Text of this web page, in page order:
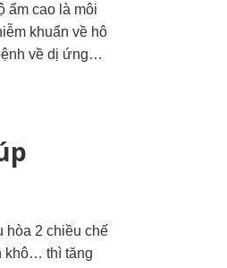
ẩm cao là môi
khuẩn về hô
về dị ứng…
hòa 2 chiều chế
khô… thì tăng